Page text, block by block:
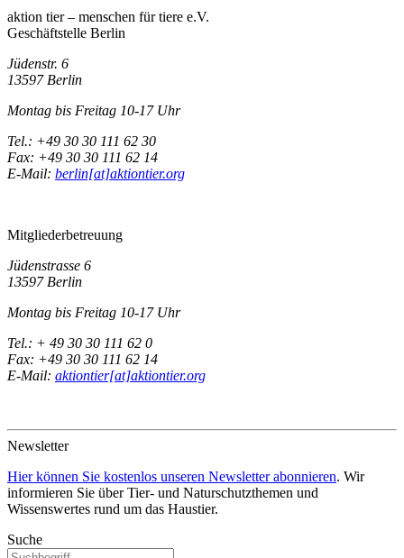
aktion tier – menschen für tiere e.V.
Geschäftstelle Berlin
Jüdenstr. 6
13597 Berlin
Montag bis Freitag 10-17 Uhr
Tel.: +49 30 30 111 62 30
Fax: +49 30 30 111 62 14
E-Mail: berlin[at]aktiontier.org
Mitgliederbetreuung
Jüdenstrasse 6
13597 Berlin
Montag bis Freitag 10-17 Uhr
Tel.: + 49 30 30 111 62 0
Fax: +49 30 30 111 62 14
E-Mail: aktiontier[at]aktiontier.org
Newsletter
Hier können Sie kostenlos unseren Newsletter abonnieren. Wir
informieren Sie über Tier- und Naturschutzthemen und
Wissenswertes rund um das Haustier.
Suche